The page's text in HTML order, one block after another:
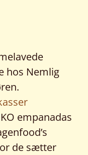
hos Nemlig
empanadas
de sætter